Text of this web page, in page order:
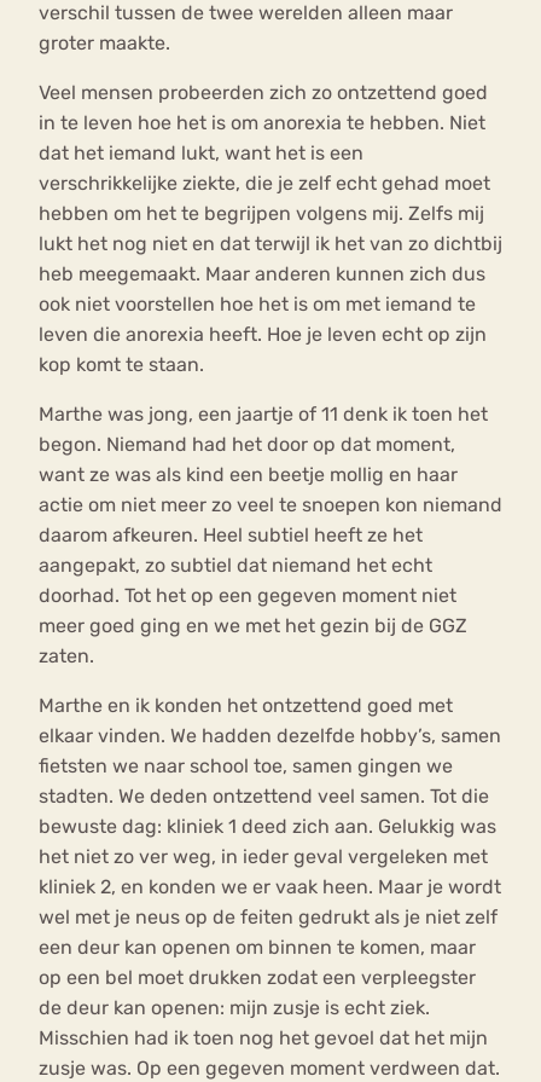
verschil tussen de twee werelden alleen maar
groter maakte.
Veel mensen probeerden zich zo ontzettend goed
in te leven hoe het is om anorexia te hebben. Niet
dat het iemand lukt, want het is een
verschrikkelijke ziekte, die je zelf echt gehad moet
hebben om het te begrijpen volgens mij. Zelfs mij
lukt het nog niet en dat terwijl ik het van zo dichtbij
heb meegemaakt. Maar anderen kunnen zich dus
ook niet voorstellen hoe het is om met iemand te
leven die anorexia heeft. Hoe je leven echt op zijn
kop komt te staan.
Marthe was jong, een jaartje of 11 denk ik toen het
begon. Niemand had het door op dat moment,
want ze was als kind een beetje mollig en haar
actie om niet meer zo veel te snoepen kon niemand
daarom afkeuren. Heel subtiel heeft ze het
aangepakt, zo subtiel dat niemand het echt
doorhad. Tot het op een gegeven moment niet
meer goed ging en we met het gezin bij de GGZ
zaten.
Marthe en ik konden het ontzettend goed met
elkaar vinden. We hadden dezelfde hobby’s, samen
fietsten we naar school toe, samen gingen we
stadten. We deden ontzettend veel samen. Tot die
bewuste dag: kliniek 1 deed zich aan. Gelukkig was
het niet zo ver weg, in ieder geval vergeleken met
kliniek 2, en konden we er vaak heen. Maar je wordt
wel met je neus op de feiten gedrukt als je niet zelf
een deur kan openen om binnen te komen, maar
op een bel moet drukken zodat een verpleegster
de deur kan openen: mijn zusje is echt ziek.
Misschien had ik toen nog het gevoel dat het mijn
zusje was. Op een gegeven moment verdween dat.